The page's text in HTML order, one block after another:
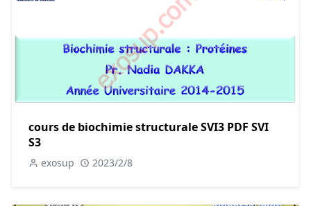
cours de biochimie structurale SVI3 PDF SVI
S3
exosup 2023/2/8